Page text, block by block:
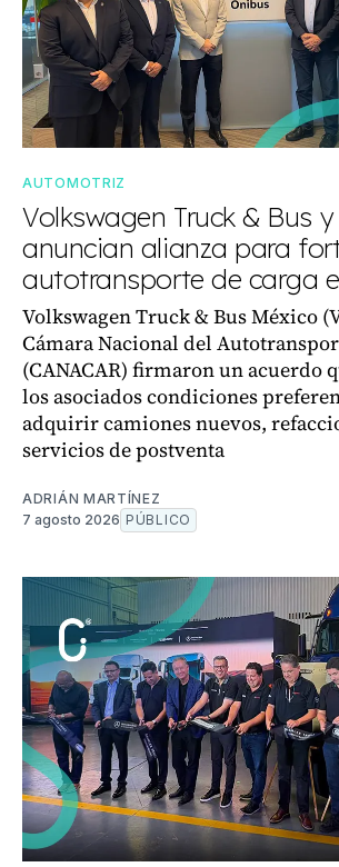
AUTOMOTRIZ
Volkswagen Truck & Bus y
anuncian alianza para
autotransporte de carga
Volkswagen Truck & Bus México
Cámara Nacional del
(CANACAR) firmaron un acuerdo
los asociados condiciones
adquirir camiones nuevos,
servicios de postventa
ADRIÁN MARTÍNEZ
7 agosto 2026 PÚBLICO